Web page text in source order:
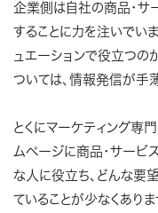
企業側は自社の商品・サ
することに力を注いでい
ュエーションで役立つの
ついては、情報発信が手
とくにマーケティング専
ムページに商品・サービ
な人に役立ち、どんな要
ていることが少なくありま